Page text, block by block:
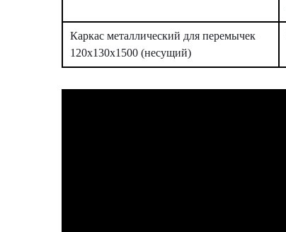
Каркас металлический для перемычек
120х130х1500 (несущий)